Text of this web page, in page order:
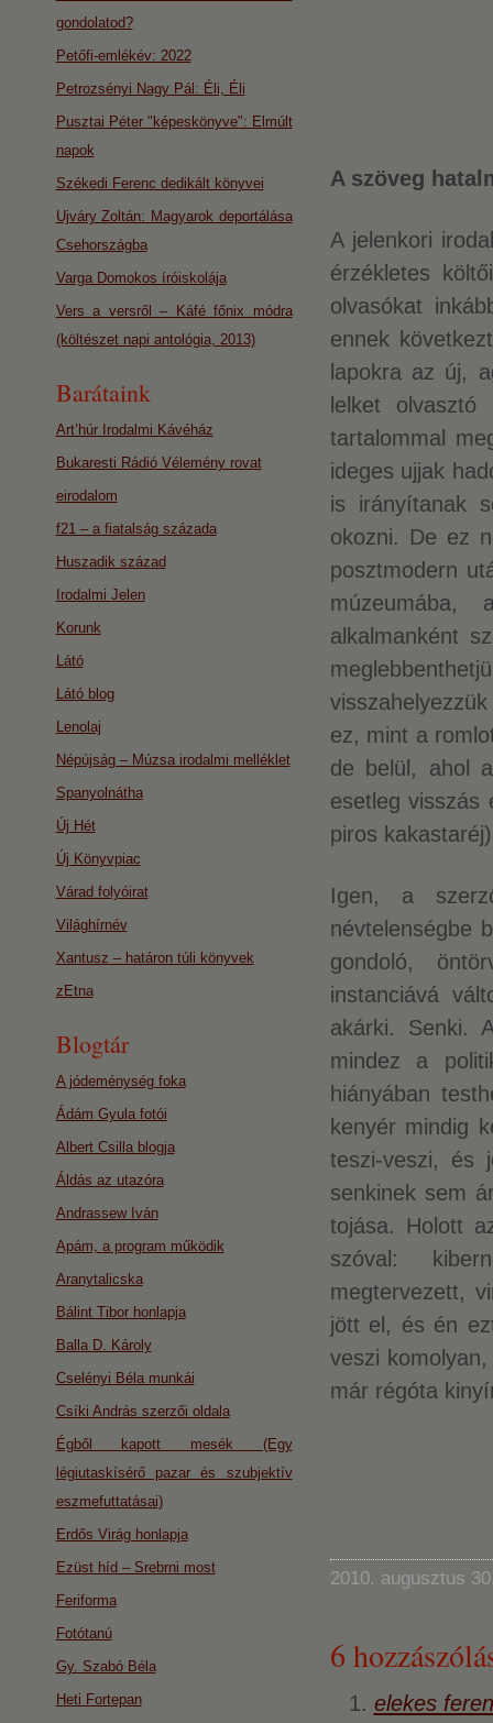
A szöveg
A jelenkori
érzékletes
olvasókat
ennek
lapokra az új,
lelket
tartalommal
ideges ujjak
is irányítanak
okozni. De ez
posztmodern
múzeumába,
alkalmanként
ez, mint a
de belül, ahol
esetleg visszás
piros
Igen, a
névtelenségbe
gondoló,
instanciává
akárki. Senki.
mindez a
hiányában
kenyér mindig
teszi-veszi, és
senkinek sem
tojása. Holott
szóval:
megtervezett,
jött el, és én
veszi
már régóta
2010. augusztus
6
elekes
gondolatod?
Petőfi-emlékév: 2022
Petrozsényi Nagy Pál: Éli, Éli
Pusztai Péter "képeskönyve": Elmúlt
napok
Székedi Ferenc dedikált könyvei
Ujváry Zoltán: Magyarok deportálása
Csehországba
Varga Domokos íróiskolája
Vers a versről – Káfé főnix módra
(költészet napi antológia, 2013)
Barátaink
Art’húr Irodalmi Kávéház
Bukaresti Rádió Vélemény rovat
eirodalom
f21 – a fiatalság százada
Huszadik század
Irodalmi Jelen
Korunk
Látó
Látó blog
Lenolaj
Népújság – Múzsa irodalmi melléklet
Spanyolnátha
Új Hét
Új Könyvpiac
Várad folyóirat
Világhírnév
Xantusz – határon túli könyvek
zEtna
Blogtár
A jódeménység foka
Ádám Gyula fotói
Albert Csilla blogja
Áldás az utazóra
Andrassew Iván
Apám, a program működik
Aranytalicska
Bálint Tibor honlapja
Balla D. Károly
Cselényi Béla munkái
Csíki András szerzői oldala
Égből kapott mesék (Egy
légiutaskísérő pazar és szubjektív
eszmefuttatásai)
Erdős Virág honlapja
Ezüst híd – Srebrni most
Feriforma
Fotótanú
Gy. Szabó Béla
Heti Fortepan